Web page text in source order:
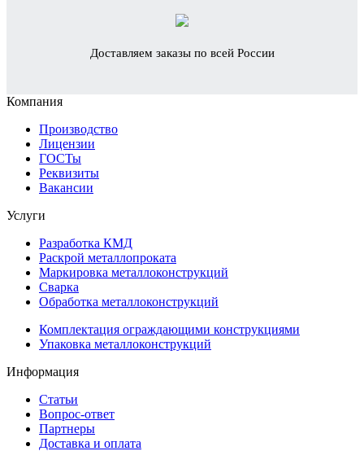
Доставляем заказы по всей России
Компания
Производство
Лицензии
ГОСТы
Реквизиты
Вакансии
Услуги
Разработка КМД
Раскрой металлопроката
Маркировка металлоконструкций
Сварка
Обработка металлоконструкций
Комплектация ограждающими конструкциями
Упаковка металлоконструкций
Информация
Статьи
Вопрос-ответ
Партнеры
Доставка и оплата